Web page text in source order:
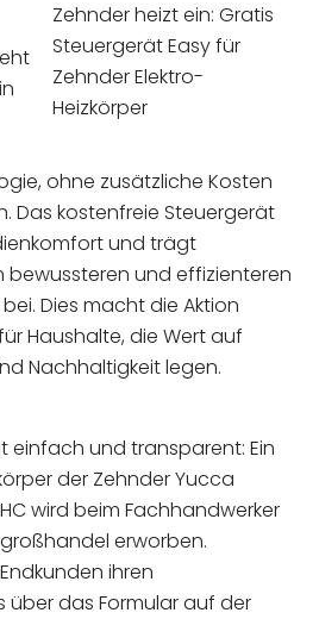
Zehnder heizt ein: Gratis
Steuergerät Easy für
Zehnder Elektro-
Heizkörper
ohne zusätzliche Kosten
Das kostenfreie Steuergerät
und trägt
bewussteren und effizienteren
Dies macht die Aktion
Haushalte, die Wert auf
Nachhaltigkeit legen.
einfach und transparent: Ein
der Zehnder Yucca
wird beim Fachhandwerker
erworben.
ihren
über das Formular auf der